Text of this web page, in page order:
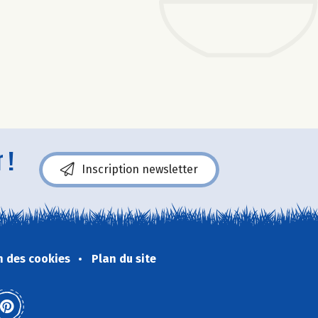
! Inscription newsletter
des cookies Plan du site